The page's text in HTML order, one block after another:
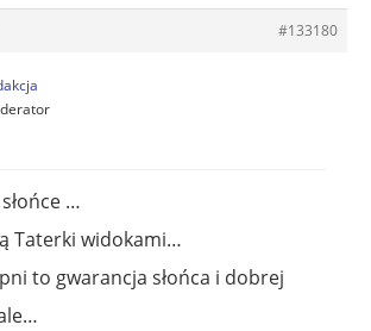
#133180
…
Taterki widokami…
to gwarancja słońca i dobrej